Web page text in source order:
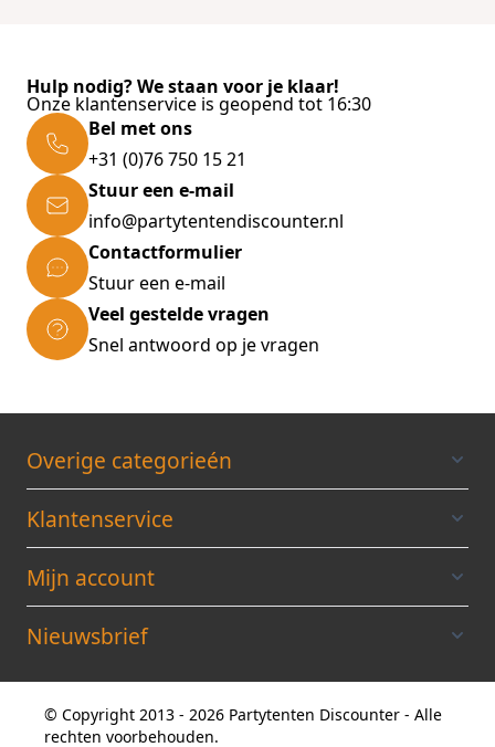
Hulp nodig? We staan voor je klaar!
Onze klantenservice is geopend tot 16:30
Bel met ons
+31 (0)76 750 15 21
Stuur een e-mail
info@partytentendiscounter.nl
Contactformulier
Stuur een e-mail
Veel gestelde vragen
Snel antwoord op je vragen
Overige categorieén
Klantenservice
Mijn account
Nieuwsbrief
© Copyright 2013 - 2026 Partytenten Discounter - Alle
rechten voorbehouden.